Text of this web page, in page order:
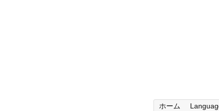
ホーム